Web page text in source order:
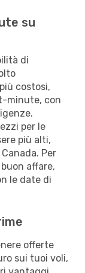
su
di
costosi,
minute, con
per le
più alti,
Per
affare,
le date di
offerte
sui tuoi voli,